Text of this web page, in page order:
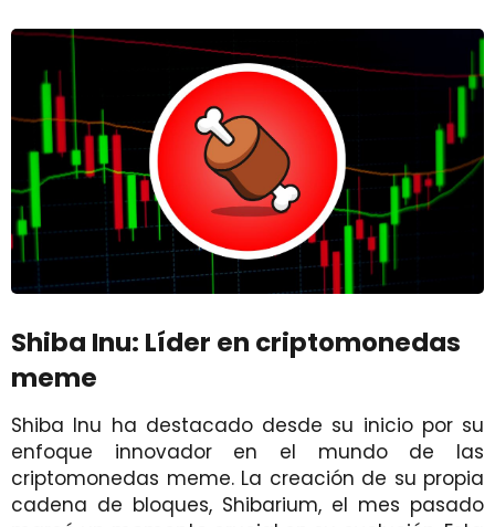
Shiba Inu: Líder en criptomonedas
meme
Shiba Inu ha destacado desde su inicio por su
enfoque innovador en el mundo de las
criptomonedas meme. La creación de su propia
cadena de bloques, Shibarium, el mes pasado